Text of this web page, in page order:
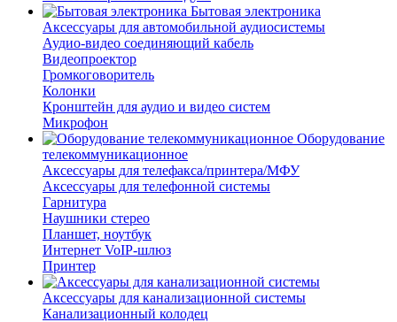
Бытовая электроника
Аксессуары для автомобильной аудиосистемы
Аудио-видео соединяющий кабель
Видеопроектор
Громкоговоритель
Колонки
Кронштейн для аудио и видео систем
Микрофон
Оборудование
телекоммуникационное
Аксессуары для телефакса/принтера/МФУ
Аксессуары для телефонной системы
Гарнитура
Наушники стерео
Планшет, ноутбук
Интернет VoIP-шлюз
Принтер
Аксессуары для канализационной системы
Канализационный колодец